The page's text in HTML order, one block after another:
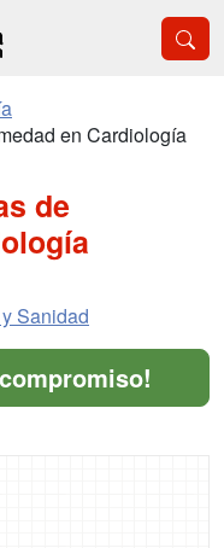
en Cardiología
de
Sanidad